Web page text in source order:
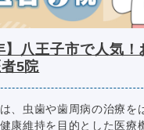
】八王子市で人気！
5院
、虫歯や歯周病の治療を
康維持を目的とした医療